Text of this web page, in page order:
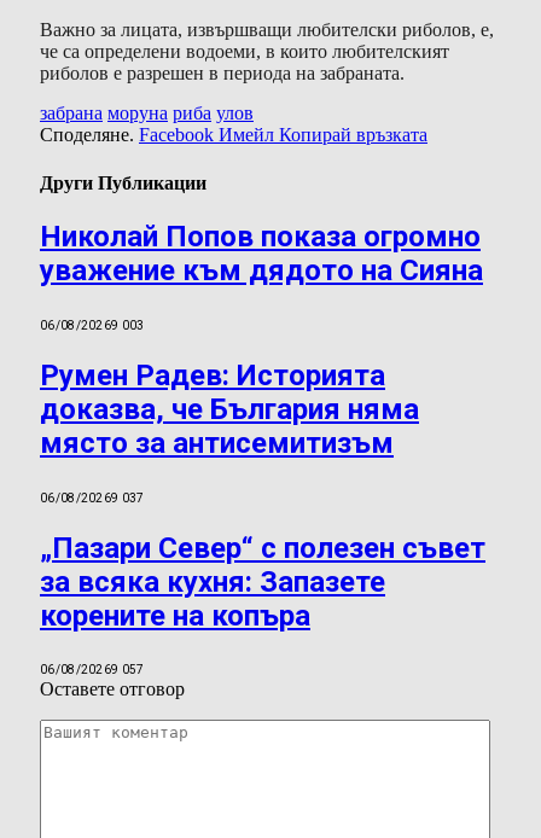
Важно за лицата, извършващи любителски риболов, е,
че са определени водоеми, в които любителският
риболов е разрешен в периода на забраната.
забрана моруна риба улов
Споделяне. Facebook Имейл Копирай връзката
Други Публикации
Николай Попов показа огромно
уважение към дядото на Сияна
06/08/20269 003
Румен Радев: Историята
доказва, че България няма
място за антисемитизъм
06/08/20269 037
„Пазари Север“ с полезен съвет
за всяка кухня: Запазете
корените на копъра
06/08/20269 057
Оставете отговор